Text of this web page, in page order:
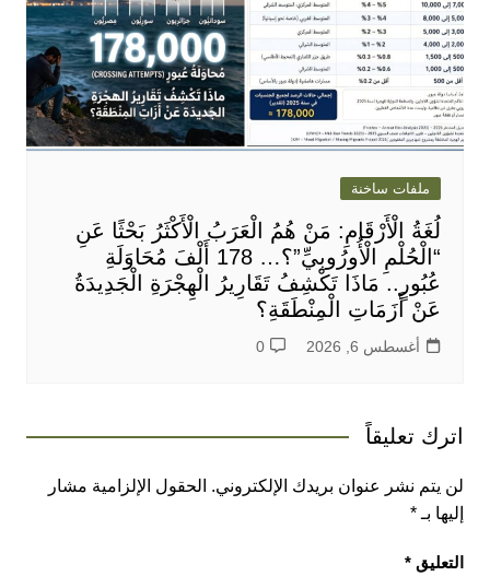
ملفات ساخنة
لُغَةُ الْأَرْقَامِ: مَنْ هُمُ الْعَرَبُ الْأَكْثَرُ بَحْثًا عَنِ
“الْحُلْمِ الْأُورُوبِيِّ”؟… 178 أَلْفَ مُحَاوَلَةِ
عُبُورٍ.. مَاذَا تَكْشِفُ تَقَارِيرُ الْهِجْرَةِ الْجَدِيدَةُ
عَنْ أَزَمَاتِ الْمِنْطَقَةِ؟
أغسطس 6, 2026 0
اترك تعليقاً
لن يتم نشر عنوان بريدك الإلكتروني. الحقول الإلزامية مشار
إليها بـ *
التعليق *